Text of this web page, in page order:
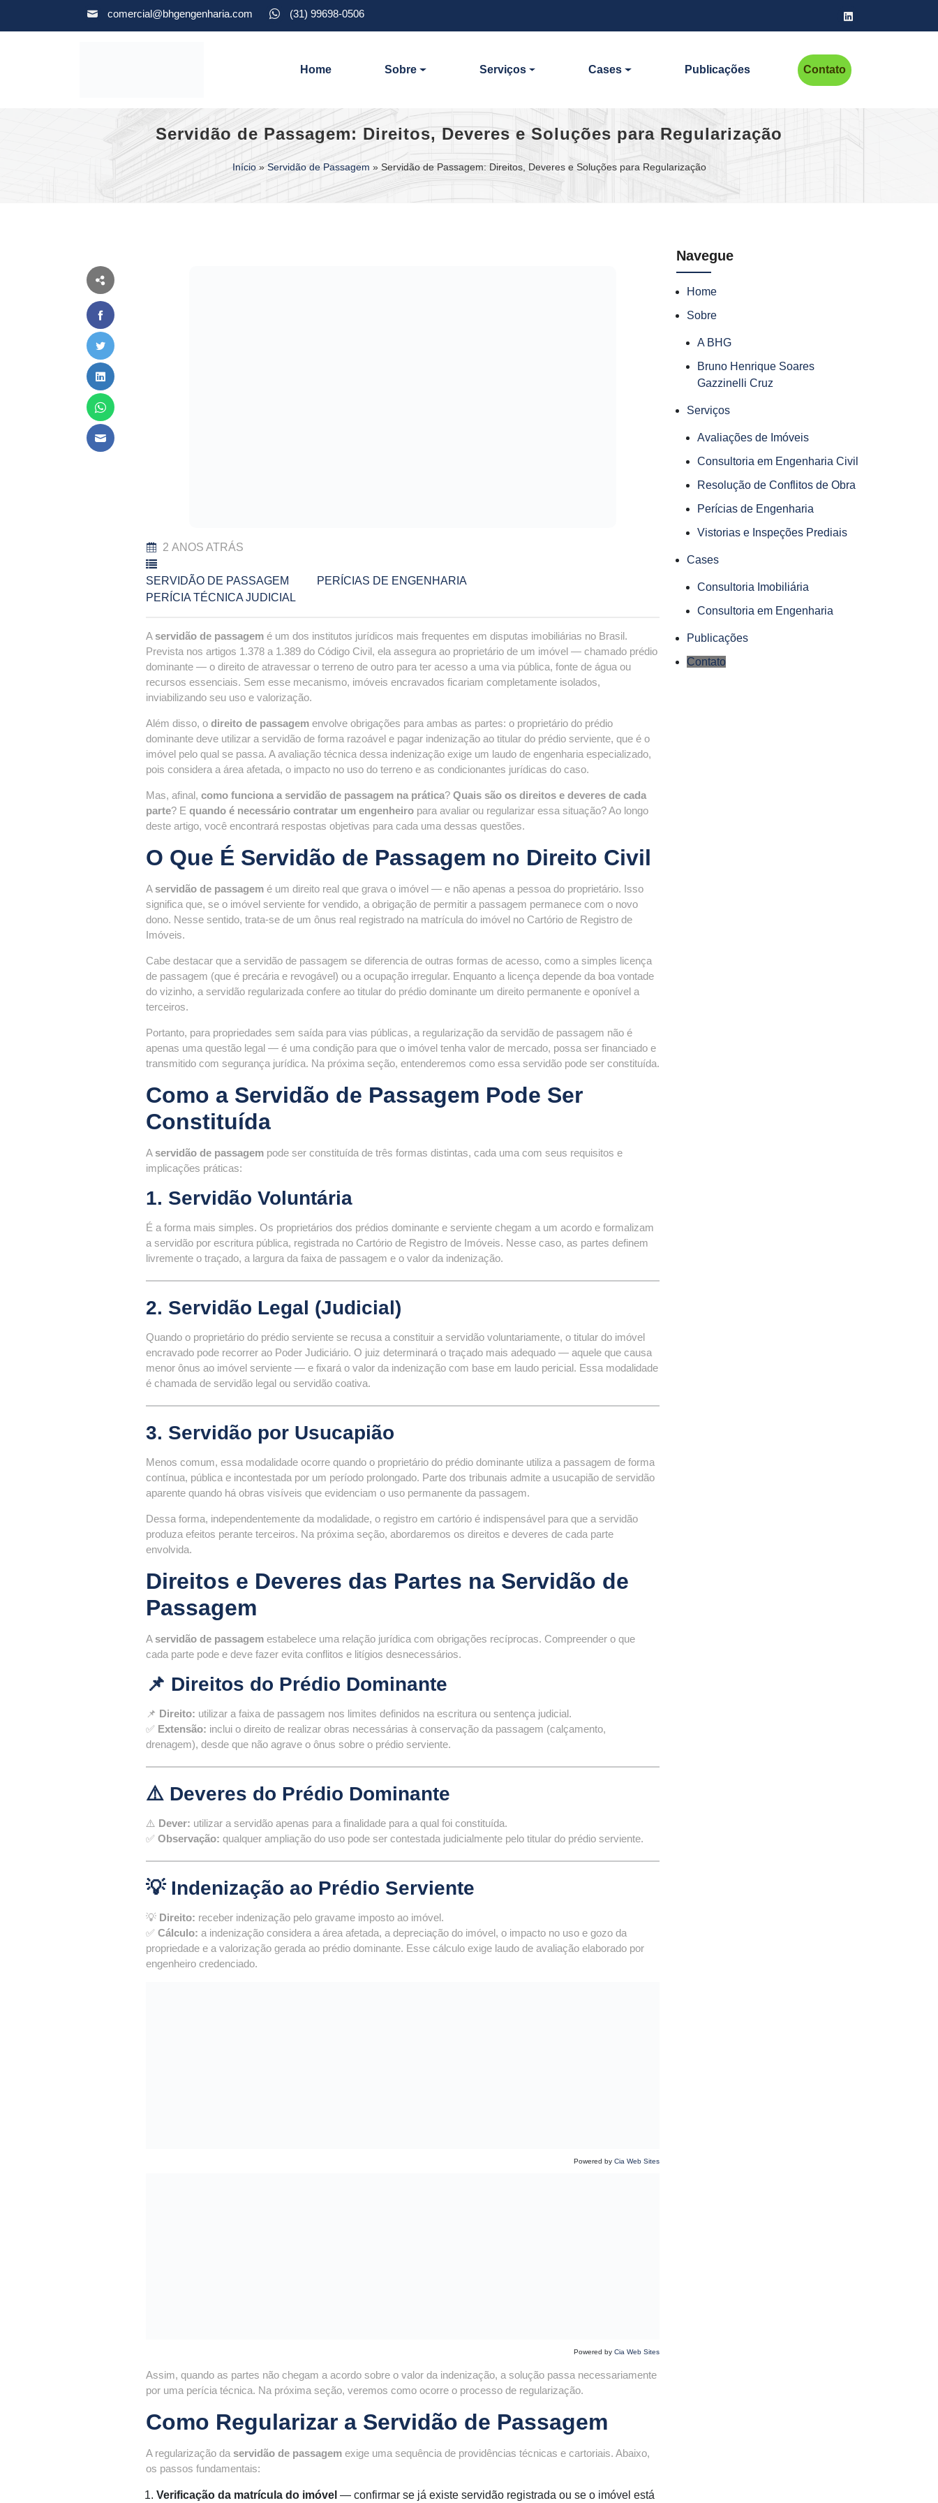
comercial@bhgengenharia.com (31) 99698-0506
Home Sobre Serviços Cases Publicações Contato
Servidão de Passagem: Direitos, Deveres e Soluções para Regularização
Início»Servidão de Passagem » Servidão de Passagem: Direitos, Deveres e Soluções para Regularização
2 ANOS ATRÁS
SERVIDÃO DE PASSAGEM
PERÍCIAS DE ENGENHARIA
PERÍCIA TÉCNICA JUDICIAL
A servidão de passagem é um dos institutos jurídicos mais frequentes em disputas imobiliárias no Brasil.
Prevista nos artigos 1.378 a 1.389 do Código Civil, ela assegura ao proprietário de um imóvel — chamado prédio
dominante — o direito de atravessar o terreno de outro para ter acesso a uma via pública, fonte de água ou
recursos essenciais. Sem esse mecanismo, imóveis encravados ficariam completamente isolados,
inviabilizando seu uso e valorização.
Além disso, o direito de passagem envolve obrigações para ambas as partes: o proprietário do prédio
dominante deve utilizar a servidão de forma razoável e pagar indenização ao titular do prédio serviente, que é o
imóvel pelo qual se passa. A avaliação técnica dessa indenização exige um laudo de engenharia especializado,
pois considera a área afetada, o impacto no uso do terreno e as condicionantes jurídicas do caso.
Mas, afinal, como funciona a servidão de passagem na prática? Quais são os direitos e deveres de cada
parte? E quando é necessário contratar um engenheiro para avaliar ou regularizar essa situação? Ao longo
deste artigo, você encontrará respostas objetivas para cada uma dessas questões.
O Que É Servidão de Passagem no Direito Civil
A servidão de passagem é um direito real que grava o imóvel — e não apenas a pessoa do proprietário. Isso
significa que, se o imóvel serviente for vendido, a obrigação de permitir a passagem permanece com o novo
dono. Nesse sentido, trata-se de um ônus real registrado na matrícula do imóvel no Cartório de Registro de
Imóveis.
Cabe destacar que a servidão de passagem se diferencia de outras formas de acesso, como a simples licença
de passagem (que é precária e revogável) ou a ocupação irregular. Enquanto a licença depende da boa vontade
do vizinho, a servidão regularizada confere ao titular do prédio dominante um direito permanente e oponível a
terceiros.
Portanto, para propriedades sem saída para vias públicas, a regularização da servidão de passagem não é
apenas uma questão legal — é uma condição para que o imóvel tenha valor de mercado, possa ser financiado e
transmitido com segurança jurídica. Na próxima seção, entenderemos como essa servidão pode ser constituída.
Como a Servidão de Passagem Pode Ser
Constituída
A servidão de passagem pode ser constituída de três formas distintas, cada uma com seus requisitos e
implicações práticas:
1. Servidão Voluntária
É a forma mais simples. Os proprietários dos prédios dominante e serviente chegam a um acordo e formalizam
a servidão por escritura pública, registrada no Cartório de Registro de Imóveis. Nesse caso, as partes definem
livremente o traçado, a largura da faixa de passagem e o valor da indenização.
2. Servidão Legal (Judicial)
Quando o proprietário do prédio serviente se recusa a constituir a servidão voluntariamente, o titular do imóvel
encravado pode recorrer ao Poder Judiciário. O juiz determinará o traçado mais adequado — aquele que causa
menor ônus ao imóvel serviente — e fixará o valor da indenização com base em laudo pericial. Essa modalidade
é chamada de servidão legal ou servidão coativa.
3. Servidão por Usucapião
Menos comum, essa modalidade ocorre quando o proprietário do prédio dominante utiliza a passagem de forma
contínua, pública e incontestada por um período prolongado. Parte dos tribunais admite a usucapião de servidão
aparente quando há obras visíveis que evidenciam o uso permanente da passagem.
Dessa forma, independentemente da modalidade, o registro em cartório é indispensável para que a servidão
produza efeitos perante terceiros. Na próxima seção, abordaremos os direitos e deveres de cada parte
envolvida.
Direitos e Deveres das Partes na Servidão de
Passagem
A servidão de passagem estabelece uma relação jurídica com obrigações recíprocas. Compreender o que
cada parte pode e deve fazer evita conflitos e litígios desnecessários.
📌 Direitos do Prédio Dominante
📌 Direito: utilizar a faixa de passagem nos limites definidos na escritura ou sentença judicial.
✅ Extensão: inclui o direito de realizar obras necessárias à conservação da passagem (calçamento,
drenagem), desde que não agrave o ônus sobre o prédio serviente.
⚠️ Deveres do Prédio Dominante
⚠️ Dever: utilizar a servidão apenas para a finalidade para a qual foi constituída.
✅ Observação: qualquer ampliação do uso pode ser contestada judicialmente pelo titular do prédio serviente.
💡 Indenização ao Prédio Serviente
💡 Direito: receber indenização pelo gravame imposto ao imóvel.
✅ Cálculo: a indenização considera a área afetada, a depreciação do imóvel, o impacto no uso e gozo da
propriedade e a valorização gerada ao prédio dominante. Esse cálculo exige laudo de avaliação elaborado por
engenheiro credenciado.
Powered by Cia Web Sites
Powered by Cia Web Sites
Assim, quando as partes não chegam a acordo sobre o valor da indenização, a solução passa necessariamente
por uma perícia técnica. Na próxima seção, veremos como ocorre o processo de regularização.
Como Regularizar a Servidão de Passagem
A regularização da servidão de passagem exige uma sequência de providências técnicas e cartoriais. Abaixo,
os passos fundamentais:
Verificação da matrícula do imóvel — confirmar se já existe servidão registrada ou se o imóvel está
Navegue
Home
Sobre
A BHG
Bruno Henrique Soares
Gazzinelli Cruz
Serviços
Avaliações de Imóveis
Consultoria em Engenharia Civil
Resolução de Conflitos de Obra
Perícias de Engenharia
Vistorias e Inspeções Prediais
Cases
Consultoria Imobiliária
Consultoria em Engenharia
Publicações
Contato